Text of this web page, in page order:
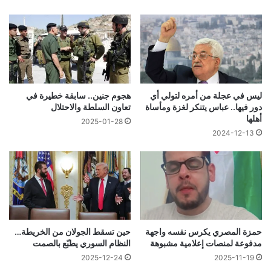
ليس في عجلة من أمره لتولي أي
دور فيها.. عباس يتنكر لغزة ومأساة
أهلها
2024-12-13
هجوم جنين.. سابقة خطيرة في
تعاون السلطة والاحتلال
2025-01-28
حمزة المصري يكرس نفسه واجهة
مدفوعة لمنصات إعلامية مشبوهة
2025-11-19
حين تسقط الجولان من الخريطة…
النظام السوري يطبّع بالصمت
2025-12-24